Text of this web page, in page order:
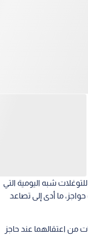
شبه اليومية التي
ما أدى إلى تصاعد
من اعتقالهما عند حاجز